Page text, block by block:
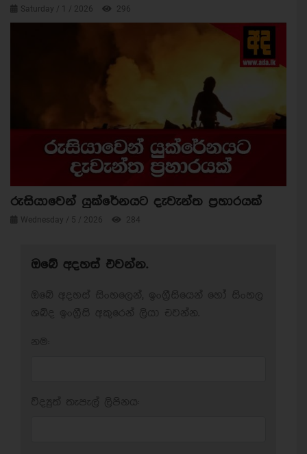
Saturday / 1 / 2026 296
රුසියාවෙන් යුක්රේනයට දැවැන්ත ප්‍රහාරයක්
Wednesday / 5 / 2026 284
ඔබේ අදහස් එවන්න.